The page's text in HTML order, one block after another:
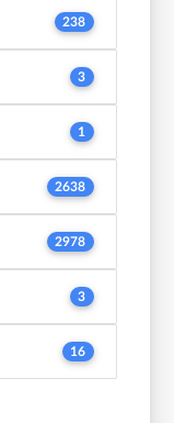
238
3
1
2638
2978
3
16